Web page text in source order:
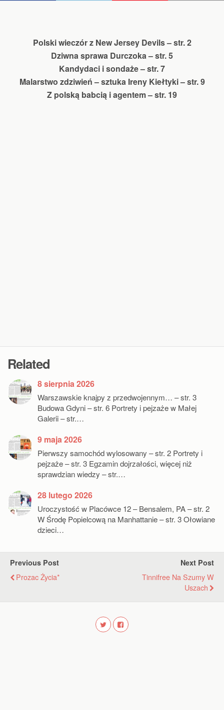
Polski wieczór z New Jersey Devils – str. 2
Dziwna sprawa Durczoka – str. 5
Kandydaci i sondaże – str. 7
Malarstwo zdziwień – sztuka Ireny Kiełtyki – str. 9
Z polską babcią i agentem – str. 19
Related
8 sierpnia 2026
Warszawskie knajpy z przedwojennym… – str. 3
Budowa Gdyni – str. 6 Portrety i pejzaże w Małej
Galerii – str.…
9 maja 2026
Pierwszy samochód wylosowany – str. 2 Portrety i
pejzaże – str. 3 Egzamin dojrzałości, więcej niż
sprawdzian wiedzy – str.…
28 lutego 2026
Uroczystość w Placówce 12 – Bensalem, PA – str. 2
W Środę Popielcową na Manhattanie – str. 3 Ołowiane
dzieci…
Previous Post
Prozac Życia*
Next Post
Tinnifree Na Szumy W
Uszach